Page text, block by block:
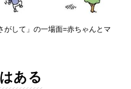
がして」の一場面=赤ちゃんとマ
ある